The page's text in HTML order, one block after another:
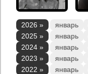
2026 » январь
2025 »
январь
2024 »
январь
2023 »
январь
2022 »
январь